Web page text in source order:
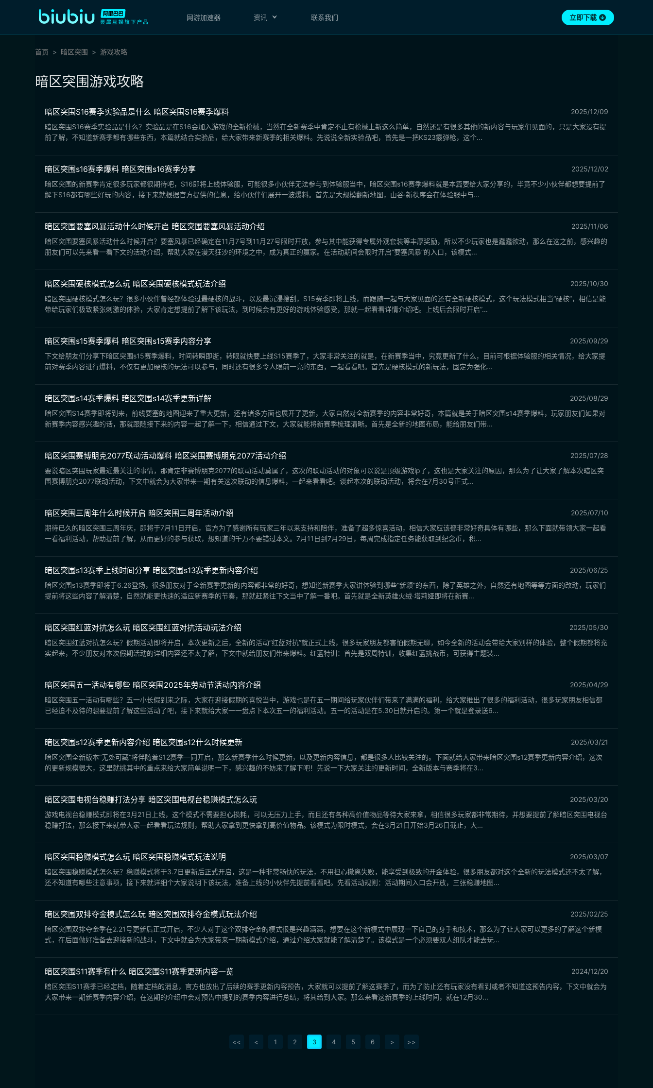
网游加速器 资讯 联系我们 立即下载
首页 暗区突围 游戏攻略
暗区突围游戏攻略
暗区突围S16赛季实验品是什么 暗区突围S16赛季爆料
2025/12/09
暗区突围S16赛季实验品是什么？实验品是在S16会加入游戏的全新枪械，当然在全新赛季中肯定不止有枪械上新这么简单，自然还是有很多其他的新内容与玩家们见面的，只是大家没有提
前了解，不知道新赛季都有哪些东西，本篇就结合实验品，给大家带来新赛季的相关爆料。先说说全新实验品吧，首先是一把KS23霰弹枪，这个...
暗区突围s16赛季爆料 暗区突围s16赛季分享
2025/12/02
暗区突围的新赛季肯定很多玩家都很期待吧，S16即将上线体验服，可能很多小伙伴无法参与到体验服当中，暗区突围s16赛季爆料就是本篇要给大家分享的，毕竟不少小伙伴都想要提前了
解下S16都有哪些好玩的内容，接下来就根据官方提供的信息，给小伙伴们展开一波爆料。首先是大规模翻新地图，山谷·新秩序会在体验服中与...
暗区突围要塞风暴活动什么时候开启 暗区突围要塞风暴活动介绍
2025/11/06
暗区突围要塞风暴活动什么时候开启？要塞风暴已经确定在11月7号到11月27号限时开放，参与其中能获得专属外观套装等丰厚奖励，所以不少玩家也是蠢蠢欲动，那么在这之前，感兴趣的
朋友们可以先来看一看下文的活动介绍，帮助大家在漫天狂沙的环境之中，成为真正的赢家。在活动期间会限时开启“要塞风暴”的入口，该模式...
暗区突围硬核模式怎么玩 暗区突围硬核模式玩法介绍
2025/10/30
暗区突围硬核模式怎么玩？很多小伙伴曾经都体验过最硬核的战斗，以及最沉浸搜刮，S15赛季即将上线，而跟随一起与大家见面的还有全新硬核模式，这个玩法模式相当“硬核”，相信是能
带给玩家们极致紧张刺激的体验，大家肯定想提前了解下该玩法，到时候会有更好的游戏体验感受，那就一起看看详情介绍吧。上线后会限时开启”...
暗区突围s15赛季爆料 暗区突围s15赛季内容分享
2025/09/29
下文给朋友们分享下暗区突围s15赛季爆料，时间转瞬即逝，转眼就快要上线S15赛季了，大家非常关注的就是，在新赛季当中，究竟更新了什么，目前可根据体验服的相关情况，给大家提
前对赛季内容进行爆料，不仅有更加硬核的玩法可以参与，同时还有很多令人眼前一亮的东西，一起看看吧。首先是硬核模式的新玩法，固定为强化...
暗区突围s14赛季爆料 暗区突围s14赛季更新详解
2025/08/29
暗区突围S14赛季即将到来，前线要塞的地图迎来了重大更新，还有诸多方面也展开了更新，大家自然对全新赛季的内容非常好奇，本篇就是关于暗区突围s14赛季爆料，玩家朋友们如果对
新赛季内容感兴趣的话，那就跟随接下来的内容一起了解一下，相信通过下文，大家就能将新赛季梳理清晰。首先是全新的地图布局，能给朋友们带...
暗区突围赛博朋克2077联动活动爆料 暗区突围赛博朋克2077活动介绍
2025/07/28
要说暗区突围玩家最近最关注的事情，那肯定非赛博朋克2077的联动活动莫属了，这次的联动活动的对象可以说是顶级游戏ip了，这也是大家关注的原因，那么为了让大家了解本次暗区突
围赛博朋克2077联动活动，下文中就会为大家带来一期有关这次联动的信息爆料，一起来看看吧。谈起本次的联动活动，将会在7月30号正式...
暗区突围三周年什么时候开启 暗区突围三周年活动介绍
2025/07/10
期待已久的暗区突围三周年庆，即将于7月11日开启，官方为了感谢所有玩家三年以来支持和陪伴，准备了超多惊喜活动，相信大家应该都非常好奇具体有哪些，那么下面就带领大家一起看
一看福利活动，帮助提前了解，从而更好的参与获取，想知道的千万不要错过本文。7月11日到7月29日，每周完成指定任务能获取到纪念币，积...
暗区突围s13赛季上线时间分享 暗区突围s13赛季更新内容介绍
2025/06/25
暗区突围s13赛季即将于6.26登场，很多朋友对于全新赛季更新的内容都非常的好奇，想知道新赛季大家讲体验到哪些“新颖”的东西，除了英雄之外，自然还有地图等等方面的改动，玩家们
提前将这些内容了解清楚，自然就能更快速的适应新赛季的节奏，那就赶紧往下文当中了解一番吧。首先就是全新英雄火绒·塔莉娅即将在新赛...
暗区突围红蓝对抗怎么玩 暗区突围红蓝对抗活动玩法介绍
2025/05/30
暗区突围红蓝对抗怎么玩？假期活动即将开启，本次更新之后，全新的活动”红蓝对抗”就正式上线，很多玩家朋友都害怕假期无聊，如今全新的活动会带给大家别样的体验，整个假期都将充
实起来，不少朋友对本次假期活动的详细内容还不太了解，下文中就给朋友们带来爆料。红蓝特训：首先是双周特训，收集红蓝挑战币，可获得主题装...
暗区突围五一活动有哪些 暗区突围2025年劳动节活动内容介绍
2025/04/29
暗区突围五一活动有哪些？五一小长假到来之际，大家在迎接假期的喜悦当中，游戏也是在五一期间给玩家伙伴们带来了满满的福利，给大家推出了很多的福利活动，很多玩家朋友相信都
已经迫不及待的想要提前了解这些活动了吧，接下来就给大家一一盘点下本次五一的福利活动。五一的活动是在5.30日就开启的。第一个就是登录送6...
暗区突围s12赛季更新内容介绍 暗区突围s12什么时候更新
2025/03/21
暗区突围全新版本“无处可藏“将伴随着S12赛季一同开启，那么新赛季什么时候更新，以及更新内容信息，都是很多人比较关注的。下面就给大家带来暗区突围s12赛季更新内容介绍，这次
的更新规模很大，这里就挑其中的重点来给大家简单说明一下，感兴趣的不妨来了解下吧！先说一下大家关注的更新时间，全新版本与赛季将在3...
暗区突围电视台稳赚打法分享 暗区突围电视台稳赚模式怎么玩
2025/03/20
游戏电视台稳赚模式即将在3月21日上线，这个模式不需要担心损耗，可以无压力上手，而且还有各种高价值物品等待大家来拿，相信很多玩家都非常期待，并想要提前了解暗区突围电视台
稳赚打法，那么接下来就带大家一起看看玩法规则，帮助大家拿到更快拿到高价值物品。该模式为限时模式，会在3月21日开始3月26日截止，大...
暗区突围稳赚模式怎么玩 暗区突围稳赚模式玩法说明
2025/03/07
暗区突围稳赚模式怎么玩？稳赚模式将于3.7日更新后正式开启，这是一种非常畅快的玩法，不用担心撤离失败，能享受到极致的开金体验，很多朋友都对这个全新的玩法模式还不太了解，
还不知道有哪些注意事项，接下来就详细个大家说明下该玩法，准备上线的小伙伴先提前看看吧。先看活动规则：活动期间入口会开放，三张稳赚地图...
暗区突围双排夺金模式怎么玩 暗区突围双排夺金模式玩法介绍​
2025/02/25
暗区突围双排夺金季在2.21号更新后正式开启，不少人对于这个双排夺金的模式很是兴趣满满，想要在这个新模式中展现一下自己的身手和技术，那么为了让大家可以更多的了解这个新模
式，在后面做好准备去迎接新的战斗，下文中就会为大家带来一期新模式介绍，通过介绍大家就能了解清楚了。该模式是一个必须要双人组队才能去玩...
暗区突围S11赛季有什么 暗区突围S11赛季更新内容一览
2024/12/20
暗区突围S11赛季已经定档，随着定档的消息，官方也放出了后续的赛季更新内容预告，大家就可以提前了解这赛季了，而为了防止还有玩家没有看到或者不知道这预告内容，下文中就会为
大家带来一期新赛季内容介绍，在这期的介绍中会对预告中提到的赛季内容进行总结，将其给到大家。那么来看这新赛季的上线时间，就在12月30...
<< < 1 2 3 4 5 6 > >>